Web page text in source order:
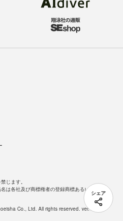
シェア
じます。
は各社及び商標権者の登録商標あるいは商標で
Co., Ltd. All rights reserved. ver.1.5